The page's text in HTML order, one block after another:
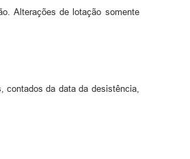
Alterações de lotação somente
contados da data da desistência,